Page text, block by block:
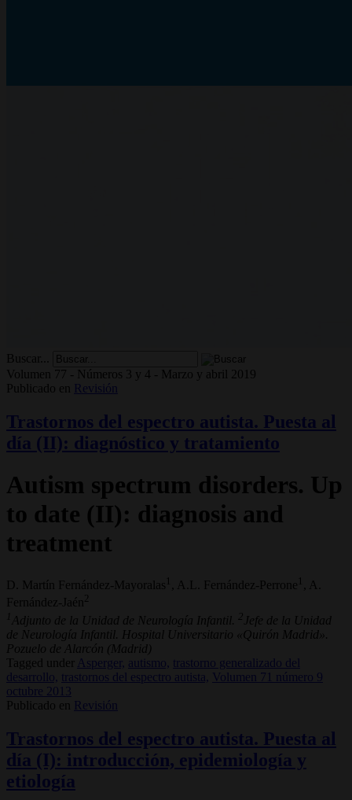
Buscar...
Volumen 77 - Números 3 y 4 - Marzo y abril 2019
Publicado en
Revisión
Trastornos del espectro autista. Puesta al
día (II): diagnóstico y tratamiento
Autism spectrum disorders. Up
to date (II): diagnosis and
treatment
D. Martín Fernández-Mayoralas 1 , A.L. Fernández-Perrone 1
, A.
Fernández-Jaén
1 Adjunto de la Unidad de Neurología Infantil. 2 Jefe de la Unidad
de Neurología Infantil. Hospital Universitario «Quirón Madrid».
Pozuelo de Alarcón (Madrid)
Tagged under
Asperger, autismo, trastorno generalizado del
desarrollo, trastornos del espectro autista,
Volumen 71 número 9
octubre 2013
Publicado en
Revisión
Trastornos del espectro autista. Puesta al
día (I): introducción, epidemiología y
etiología